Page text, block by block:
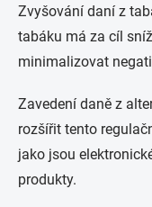
Zvyšování daní z
tabáku má za cíl
minimalizovat
Zavedení daně z
rozšířit tento
jako jsou
produkty.